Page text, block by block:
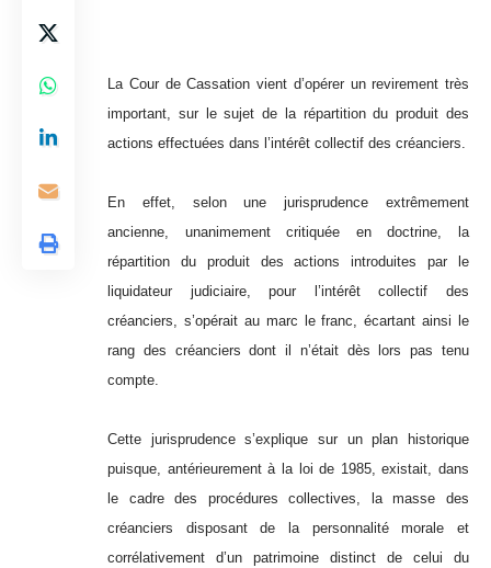
La Cour de Cassation vient d’opérer un revirement très
important, sur le sujet de la répartition du produit des
actions effectuées dans l’intérêt collectif des créanciers.
En effet, selon une jurisprudence extrêmement
ancienne, unanimement critiquée en doctrine, la
répartition du produit des actions introduites par le
liquidateur judiciaire, pour l’intérêt collectif des
créanciers, s’opérait au marc le franc, écartant ainsi le
rang des créanciers dont il n’était dès lors pas tenu
compte.
Cette jurisprudence s’explique sur un plan historique
puisque, antérieurement à la loi de 1985, existait, dans
le cadre des procédures collectives, la masse des
créanciers disposant de la personnalité morale et
corrélativement d’un patrimoine distinct de celui du